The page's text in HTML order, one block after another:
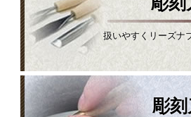
扱いやすくリーズナ
彫